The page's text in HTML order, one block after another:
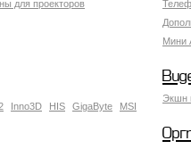
Мини
для проекторов
Экшн
Inno3D HIS GigaByte
MSI